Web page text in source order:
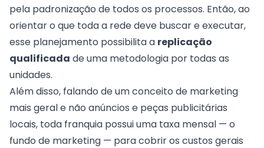
pela padronização de todos os processos. Então, ao
orientar o que toda a rede deve buscar e executar,
esse planejamento possibilita a replicação
qualificada de uma metodologia por todas as
unidades.
Além disso, falando de um conceito de marketing
mais geral e não anúncios e peças publicitárias
locais, toda franquia possui uma taxa mensal — o
fundo de marketing — para cobrir os custos gerais